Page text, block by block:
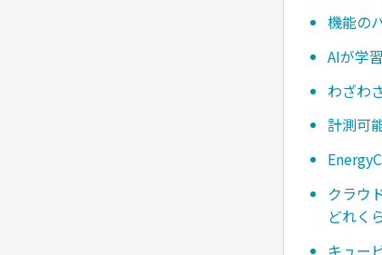
機能の
AIが学
わざわ
計測可
クラウ
どれく
キュー